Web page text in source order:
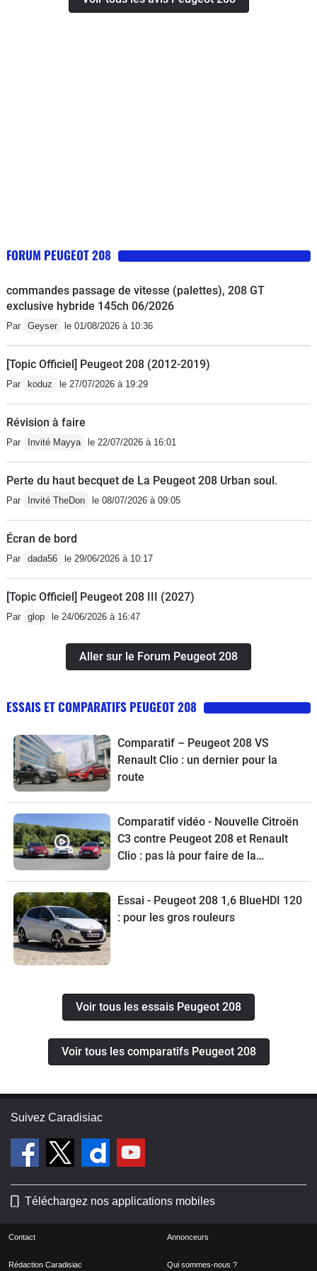
avant 5 ans ET 150000 km, c'est vrai
FORUM PEUGEOT 208
commandes passage de vitesse (palettes), 208 GT
exclusive hybride 145ch 06/2026
Par Geyser le 01/08/2026 à 10:36
[Topic Officiel] Peugeot 208 (2012-2019)
Par koduz le 27/07/2026 à 19:29
Révision à faire
Par Invité Mayya le 22/07/2026 à 16:01
Perte du haut becquet de La Peugeot 208 Urban soul.
Par Invité TheDon le 08/07/2026 à 09:05
Écran de bord
Par dada56 le 29/06/2026 à 10:17
[Topic Officiel] Peugeot 208 III (2027)
Par glop le 24/06/2026 à 16:47
Aller sur le Forum Peugeot 208
ESSAIS ET COMPARATIFS PEUGEOT 208
Comparatif – Peugeot 208 VS
Renault Clio : un dernier pour la
route
Comparatif vidéo - Nouvelle Citroën
C3 contre Peugeot 208 et Renault
Clio : pas là pour faire de la
Essai - Peugeot 208 1,6 BlueHDI 120
: pour les gros rouleurs
Voir tous les essais Peugeot 208
Voir tous les comparatifs Peugeot 208
Suivez Caradisiac
Téléchargez nos applications mobiles
Contact Annonceurs
Rédaction Caradisiac Qui sommes-nous ?